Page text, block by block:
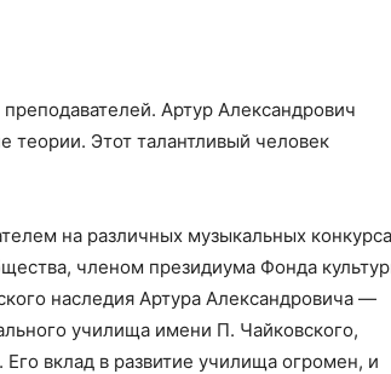
Артур Александрович
Этот талантливый человек
на различных музыкальных
членом президиума Фонда
наследия Артура Александровича —
училища имени П. Чайковского,
вклад в развитие училища огромен, и